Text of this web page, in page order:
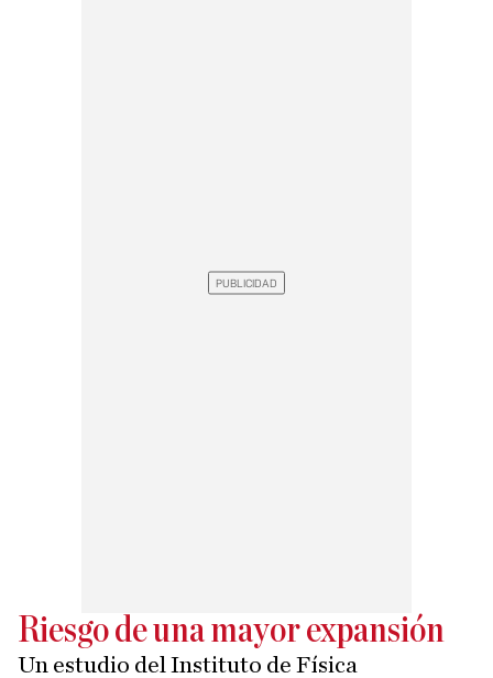
Riesgo de una mayor expansión
Un estudio del Instituto de Física